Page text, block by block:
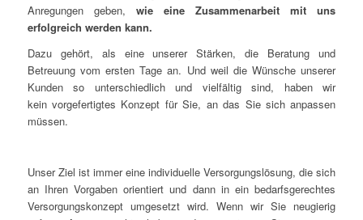
Anregungen geben, wie eine Zusammenarbeit mit uns
erfolgreich werden kann.
Dazu gehört, als eine unserer Stärken, die Beratung und
Betreuung vom ersten Tage an. Und weil die Wünsche unserer
Kunden so unterschiedlich und vielfältig sind, haben wir
kein vorgefertigtes Konzept für Sie, an das Sie sich anpassen
müssen.
Unser Ziel ist immer eine individuelle Versorgungslösung, die sich
an Ihren Vorgaben orientiert und dann in ein bedarfsgerechtes
Versorgungskonzept umgesetzt wird. Wenn wir Sie neugierig